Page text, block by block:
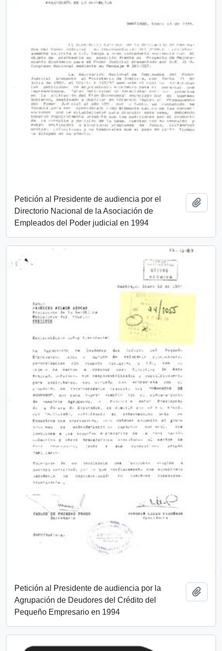
Petición al Presidente de audiencia por el
Directorio Nacional de la Asociación de
Empleados del Poder judicial en 1994
Petición al Presidente de audiencia por la
Agrupación de Deudores del Crédito del
Pequeño Empresario en 1994